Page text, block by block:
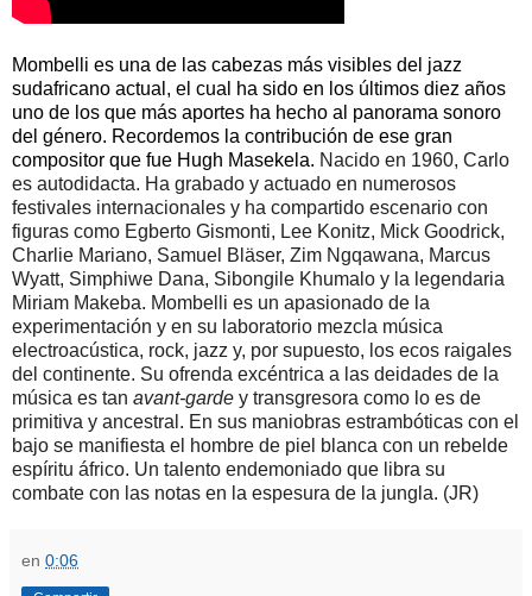
Mombelli es una de las cabezas más visibles del jazz
sudafricano actual, el cual ha sido en los últimos diez años
uno de los que más aportes ha hecho al panorama sonoro
del género. Recordemos la contribución de ese gran
compositor que fue Hugh Masekela. Nacido en 1960, Carlo
es autodidacta. Ha grabado y actuado en numerosos
festivales internacionales y ha compartido escenario con
figuras como Egberto Gismonti, Lee Konitz, Mick Goodrick,
Charlie Mariano, Samuel Bläser, Zim Ngqawana, Marcus
Wyatt, Simphiwe Dana, Sibongile Khumalo y la legendaria
Miriam Makeba. Mombelli es un apasionado de la
experimentación y en su laboratorio mezcla música
electroacústica, rock, jazz y, por supuesto, los ecos raigales
del continente. Su ofrenda excéntrica a las deidades de la
música es tan avant-garde y transgresora como lo es de
primitiva y ancestral. En sus maniobras estrambóticas con el
bajo se manifiesta el hombre de piel blanca con un rebelde
espíritu áfrico. Un talento endemoniado que libra su
combate con las notas en la espesura de la jungla. (JR)
en 0:06